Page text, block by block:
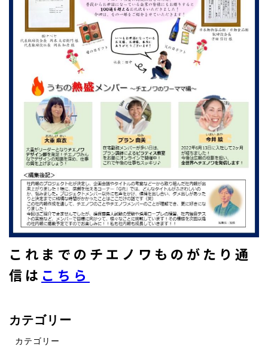
これまでのチエノワものがたり通
信は こちら
カテゴリー
カテゴリー